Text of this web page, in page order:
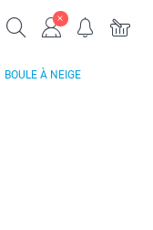
BOULE À NEIGE